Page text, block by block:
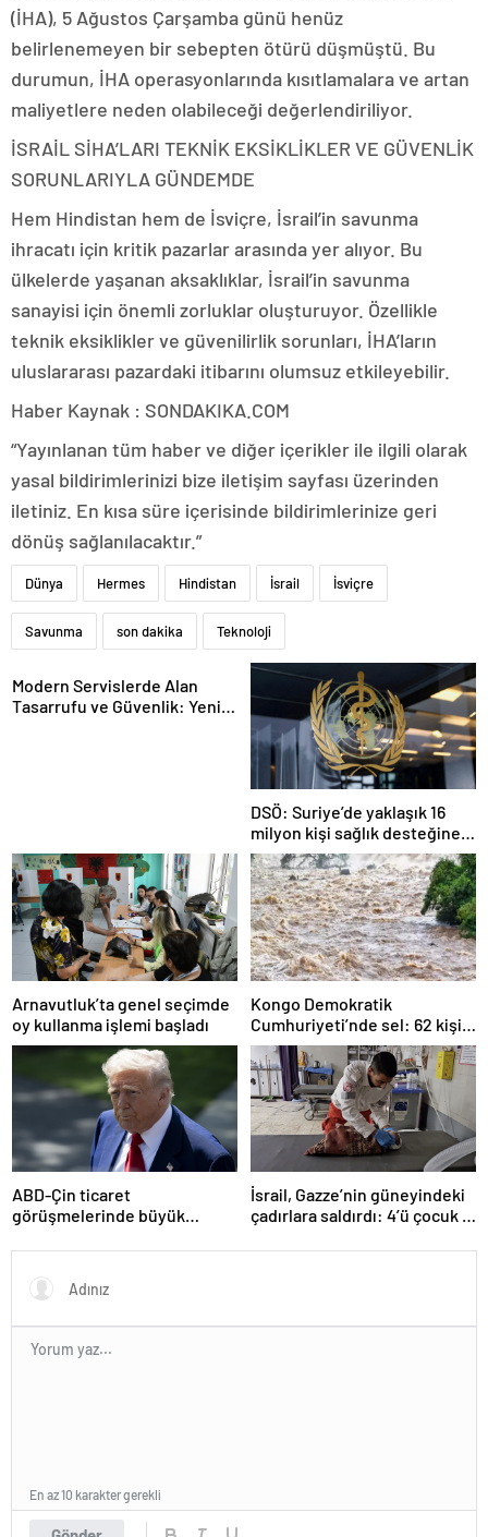
(İHA), 5 Ağustos Çarşamba günü henüz
belirlenemeyen bir sebepten ötürü düşmüştü. Bu
durumun, İHA operasyonlarında kısıtlamalara ve artan
maliyetlere neden olabileceği değerlendiriliyor.
İSRAİL SİHA’LARI TEKNİK EKSİKLİKLER VE GÜVENLİK
SORUNLARIYLA GÜNDEMDE
Hem Hindistan hem de İsviçre, İsrail’in savunma
ihracatı için kritik pazarlar arasında yer alıyor. Bu
ülkelerde yaşanan aksaklıklar, İsrail’in savunma
sanayisi için önemli zorluklar oluşturuyor. Özellikle
teknik eksiklikler ve güvenilirlik sorunları, İHA’ların
uluslararası pazardaki itibarını olumsuz etkileyebilir.
Haber Kaynak : SONDAKIKA.COM
“Yayınlanan tüm haber ve diğer içerikler ile ilgili olarak
yasal bildirimlerinizi bize iletişim sayfası üzerinden
iletiniz. En kısa süre içerisinde bildirimlerinize geri
dönüş sağlanılacaktır.”
Dünya Hermes Hindistan İsrail İsviçre
Savunma son dakika Teknoloji
Modern Servislerde Alan
Tasarrufu ve Güvenlik: Yeni
DSÖ: Suriye’de yaklaşık 16
milyon kişi sağlık desteğine
ihtiyaç duyuyor
Arnavutluk’ta genel seçimde
oy kullanma işlemi başladı
Kongo Demokratik
Cumhuriyeti’nde sel: 62 kişi
hayatını kaybetti
ABD-Çin ticaret
görüşmelerinde büyük
İsrail, Gazze’nin güneyindeki
çadırlara saldırdı: 4’ü çocuk 8
En az 10 karakter gerekli